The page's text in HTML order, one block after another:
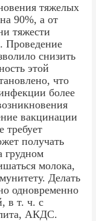
тяжелых
90%, а от
тяжести
Проведение
снизить
этой
что
более
вакцинации
требует
получать
грудном
молока,
Делать
одновременно
в т. ч. с
АКДС.